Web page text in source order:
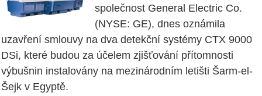
společnost General Electric Co.
(NYSE: GE), dnes oznámila
uzavření smlouvy na dva detekční systémy CTX 9000
DSi, které budou za účelem zjišťování přítomnosti
výbušnin instalovány na mezinárodním letišti Šarm-el-
Šejk v Egyptě.